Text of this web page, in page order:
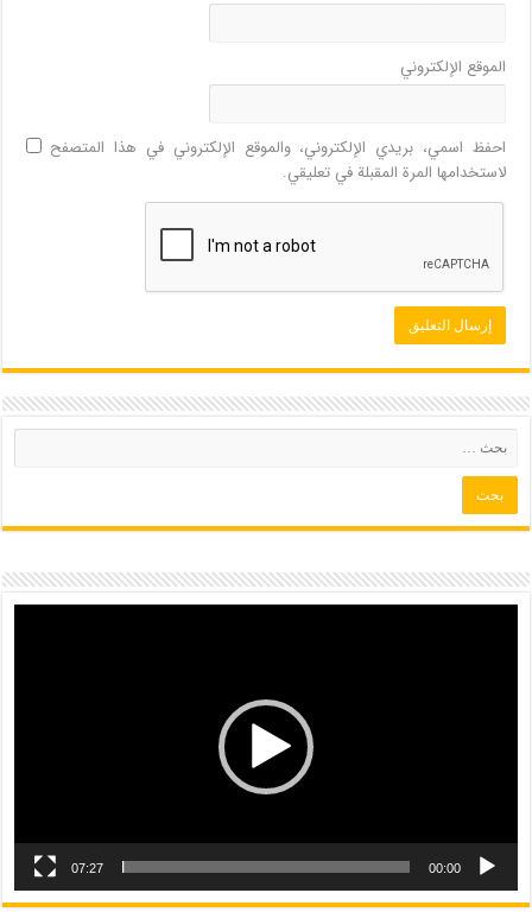
الموقع الإلكتروني
احفظ اسمي، بريدي الإلكتروني، والموقع الإلكتروني في هذا المتصفح
لاستخدامها المرة المقبلة في تعليقي.
00:00
07:27